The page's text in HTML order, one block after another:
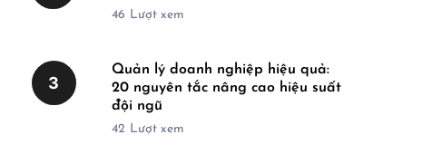
46 Lượt xem
3
Quản lý doanh nghiệp hiệu quả:
20 nguyên tắc nâng cao hiệu suất
đội ngũ
42 Lượt xem